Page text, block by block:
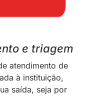
e triagem
atendimento de
à instituição,
saída, seja por